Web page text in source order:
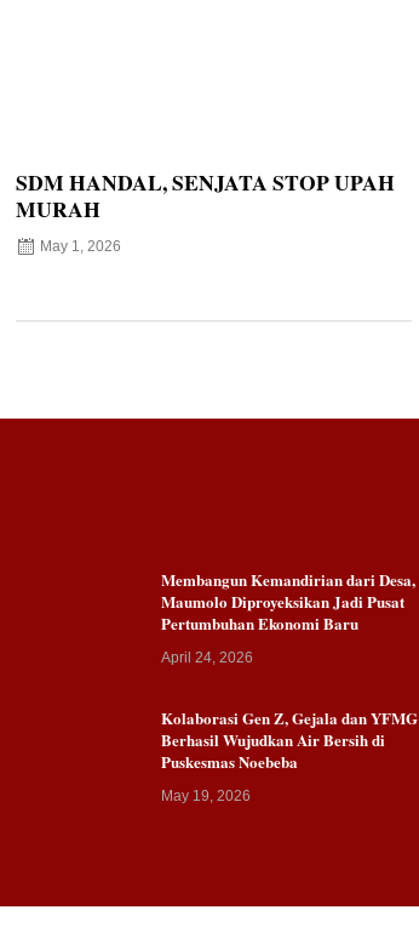
SDM HANDAL, SENJATA STOP UPAH
MURAH
May 1, 2026
Membangun Kemandirian dari Desa,
Maumolo Diproyeksikan Jadi Pusat
Pertumbuhan Ekonomi Baru
April 24, 2026
Kolaborasi Gen Z, Gejala dan YFMG
Berhasil Wujudkan Air Bersih di
Puskesmas Noebeba
May 19, 2026